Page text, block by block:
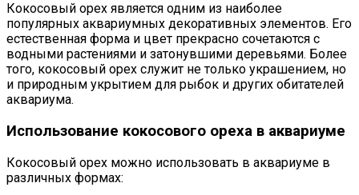
Кокосовый орех является одним из наиболее
популярных аквариумных декоративных элементов. Его
естественная форма и цвет прекрасно сочетаются с
водными растениями и затонувшими деревьями. Более
того, кокосовый орех служит не только украшением, но
и природным укрытием для рыбок и других обитателей
аквариума.
Использование кокосового ореха в аквариуме
Кокосовый орех можно использовать в аквариуме в
различных формах: